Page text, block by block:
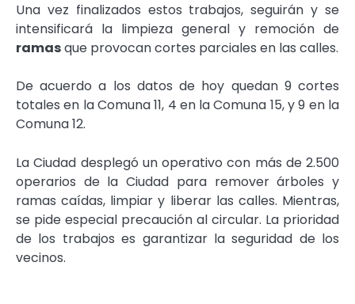
Una vez finalizados estos trabajos, seguirán y se
intensificará la limpieza general y remoción de
ramasque provocan cortes parciales en las calles.
De acuerdo a los datos de hoy quedan 9 cortes
totales en la Comuna 11, 4 en la Comuna 15, y 9 en la
Comuna 12.
La Ciudad desplegó un operativo con más de 2.500
operarios de la Ciudad para remover árboles y
ramas caídas, limpiar y liberar las calles. Mientras,
se pide especial precaución al circular. La prioridad
de los trabajos es garantizar la seguridad de los
vecinos.